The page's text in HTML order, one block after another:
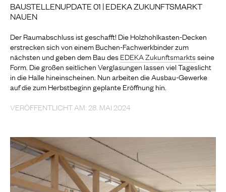
BAUSTELLENUPDATE 01 | EDEKA ZUKUNFTSMARKT
NAUEN
Der Raumabschluss ist geschafft! Die Holzhohlkasten-Decken
erstrecken sich von einem Buchen-Fachwerkbinder zum
nächsten und geben dem Bau desEDEKA Zukunftsmarktsseine
Form. Die großen seitlichen Verglasungen lassen viel Tageslicht
in die Halle hineinscheinen. Nun arbeiten die Ausbau-Gewerke
auf die zum Herbstbeginn geplante Eröffnung hin.
VERÖFFENTLICHT AM: 28. MAI 2024